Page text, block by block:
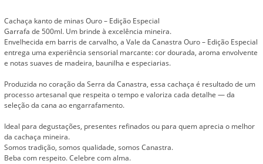
Cachaça kanto de minas Ouro – Edição Especial
Garrafa de 500ml. Um brinde à excelência mineira.
Envelhecida em barris de carvalho, a Vale da Canastra Ouro – Edição Especial
entrega uma experiência sensorial marcante: cor dourada, aroma envolvente
e notas suaves de madeira, baunilha e especiarias.
Produzida no coração da Serra da Canastra, essa cachaça é resultado de um
processo artesanal que respeita o tempo e valoriza cada detalhe — da
seleção da cana ao engarrafamento.
Ideal para degustações, presentes refinados ou para quem aprecia o melhor
da cachaça mineira.
Somos tradição, somos qualidade, somos Canastra.
Beba com respeito. Celebre com alma.